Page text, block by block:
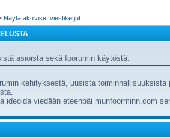
• Näytä aktiiviset viestiketjut
asioista sekä foorumin käytöstä.
kehityksestä, uusista toiminnallisuuksista
ideoida viedään eteenpäi munfoorminn.com